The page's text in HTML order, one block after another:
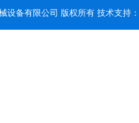
设备有限公司 版权所有 技术支持：